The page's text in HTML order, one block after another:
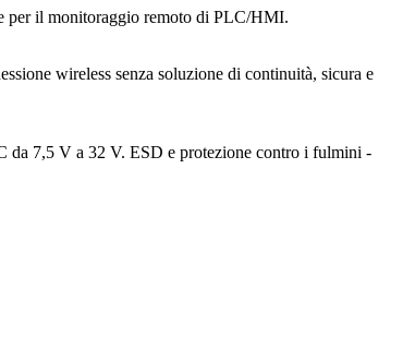
per il monitoraggio remoto di PLC/HMI.
wireless senza soluzione di continuità, sicura e
da 7,5 V a 32 V. ESD e protezione contro i fulmini -